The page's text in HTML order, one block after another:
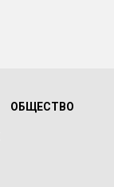
ОБЩЕСТВО